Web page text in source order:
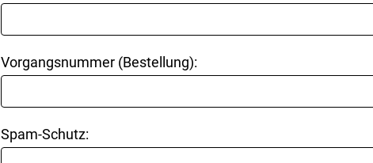
Vorgangsnummer (Bestellung):
Spam-Schutz: